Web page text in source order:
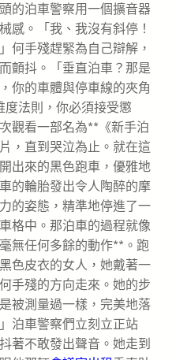
的泊車警察用一個擴音器
械感。「我、我沒有斜停！
何手殘趕緊為自己辯解，
而顫抖。「垂直泊車？那是
你的車體與停車線的夾角
法則，你必須接受懲
觀看一部名為**《新手泊
，直到哭泣為止。就在這
出來的黑色跑車，優雅地
的輪胎發出令人陶醉的摩
的姿態，精準地停進了一
格中。那泊車的過程就像
無任何多餘的動作**。跑
色皮衣的女人，她戴著一
手殘的方向走來。她的步
被測量過一樣，完美地落
泊車警察們立刻立正站
著不敢發出聲音。她走到